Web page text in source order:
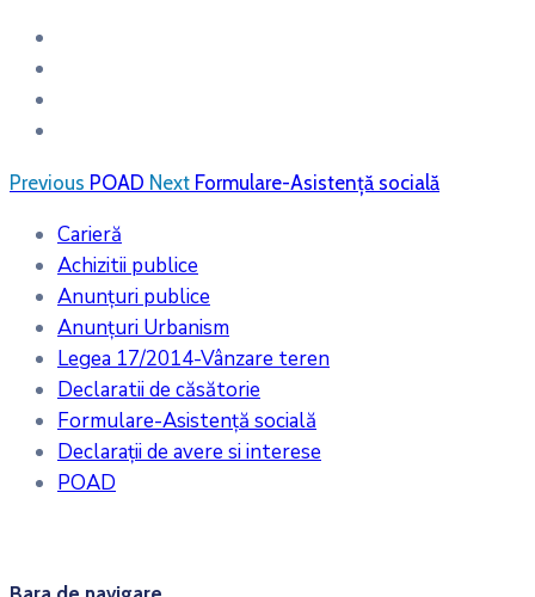
Previous POAD Next Formulare-Asistență socială
Carieră
Achizitii publice
Anunțuri publice
Anunțuri Urbanism
Legea 17/2014-Vânzare teren
Declaratii de căsătorie
Formulare-Asistență socială
Declarații de avere si interese
POAD